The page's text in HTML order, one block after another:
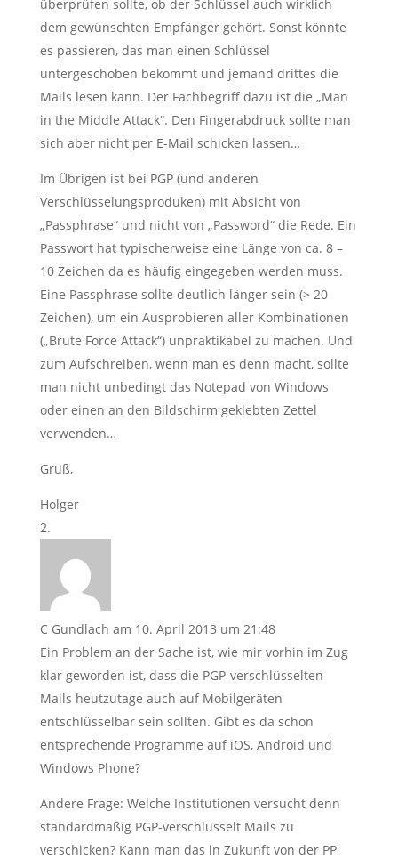
überprüfen sollte, ob der Schlüssel auch wirklich
dem gewünschten Empfänger gehört. Sonst könnte
es passieren, das man einen Schlüssel
untergeschoben bekommt und jemand drittes die
Mails lesen kann. Der Fachbegriff dazu ist die „Man
in the Middle Attack“. Den Fingerabdruck sollte man
sich aber nicht per E-Mail schicken lassen…
Im Übrigen ist bei PGP (und anderen
Verschlüsselungsproduken) mit Absicht von
„Passphrase“ und nicht von „Password“ die Rede. Ein
Passwort hat typischerweise eine Länge von ca. 8 –
10 Zeichen da es häufig eingegeben werden muss.
Eine Passphrase sollte deutlich länger sein (> 20
Zeichen), um ein Ausprobieren aller Kombinationen
(„Brute Force Attack“) unpraktikabel zu machen. Und
zum Aufschreiben, wenn man es denn macht, sollte
man nicht unbedingt das Notepad von Windows
oder einen an den Bildschirm geklebten Zettel
verwenden…
Gruß,
Holger
C Gundlach am 10. April 2013 um 21:48
Ein Problem an der Sache ist, wie mir vorhin im Zug
klar geworden ist, dass die PGP-verschlüsselten
Mails heutzutage auch auf Mobilgeräten
entschlüsselbar sein sollten. Gibt es da schon
entsprechende Programme auf iOS, Android und
Windows Phone?
Andere Frage: Welche Institutionen versucht denn
standardmäßig PGP-verschlüsselt Mails zu
verschicken? Kann man das in Zukunft von der PP